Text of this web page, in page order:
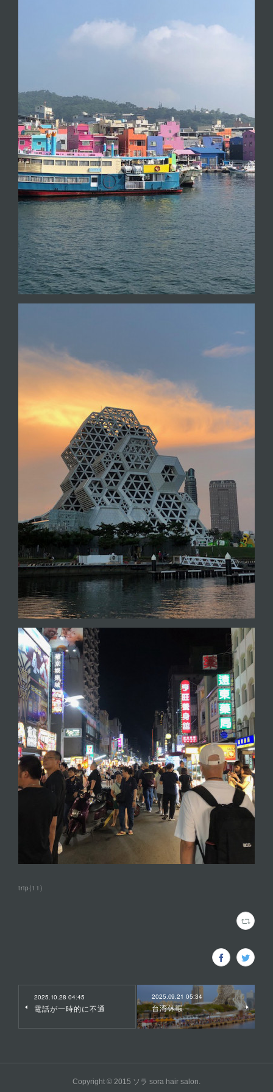
trip (11 )
2025.10.28 04:45
電話が一時的に不通
2025.09.21 05:34
台湾休暇
Copyright © 2015 ソラ sora hair salon.